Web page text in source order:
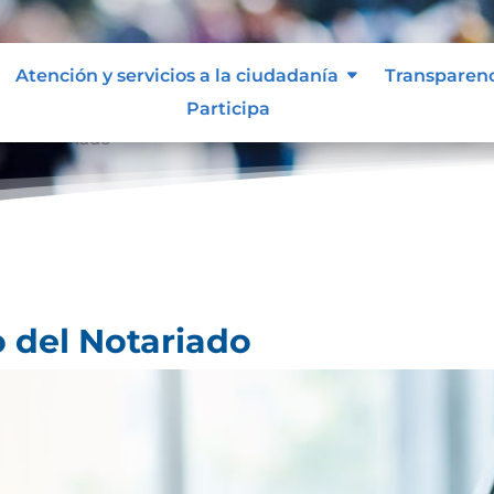
Atención y servicios a la ciudadanía
Participa
Notariado
del Notariado